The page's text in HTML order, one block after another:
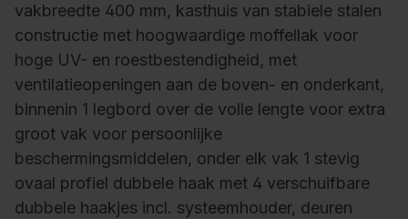
vakbreedte 400 mm, kasthuis van stabiele stalen
constructie met hoogwaardige moffellak voor
hoge UV- en roestbestendigheid, met
ventilatieopeningen aan de boven- en onderkant,
binnenin 1 legbord over de volle lengte voor extra
groot vak voor persoonlijke
beschermingsmiddelen, onder elk vak 1 stevig
ovaal profiel dubbele haak met 4 verschuifbare
dubbele haakjes incl. systeemhouder, deuren